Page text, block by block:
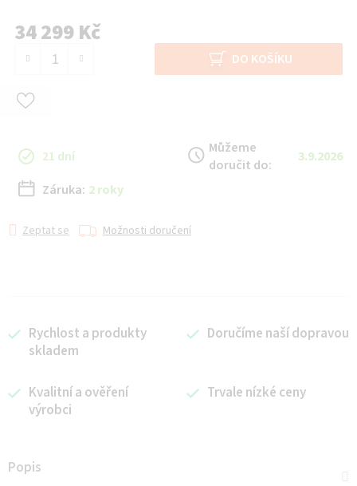
34 299 Kč
Měrná cena:
DO KOŠÍKU
21 dní
Můžeme
doručit do:
3.9.2026
Záruka: 2 roky
Zeptat se Možnosti doručení
Rychlost a produkty
skladem
Doručíme naší dopravou
Kvalitní a ověření
výrobci
Trvale nízké ceny
Popis